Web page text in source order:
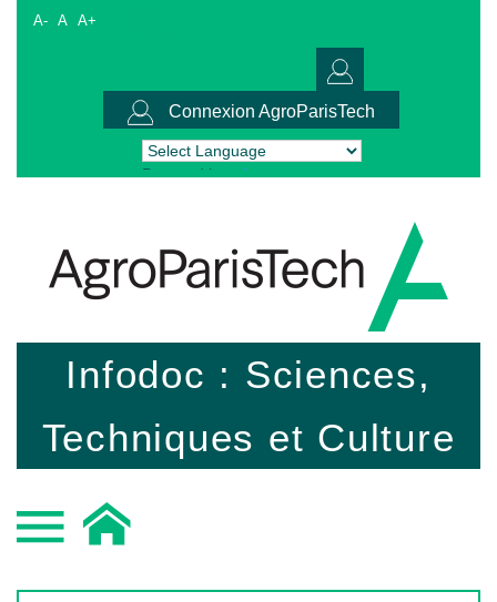
A- A A+
Connexion AgroParisTech
Powered by Translate
Infodoc : Sciences,
Techniques et Culture